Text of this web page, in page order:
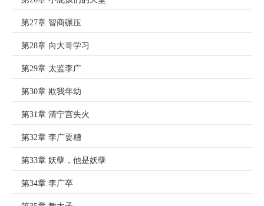
第27章 智商碾压
第28章 向大哥学习
第29章 太监李广
第30章 欺我年幼
第31章 清宁宫失火
第32章 李广要糟
第33章 妖孽，他是妖孽
第34章 李广卒